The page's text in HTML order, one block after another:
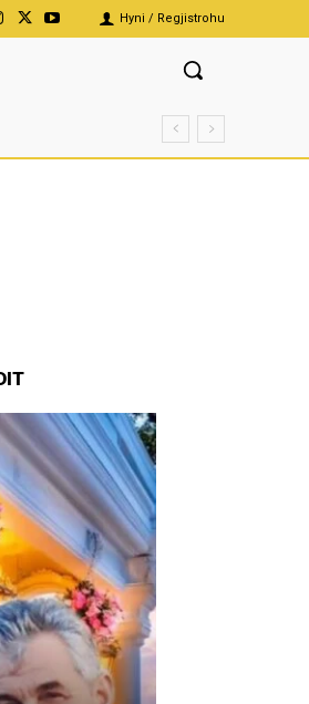
Hyni / Regjistrohu